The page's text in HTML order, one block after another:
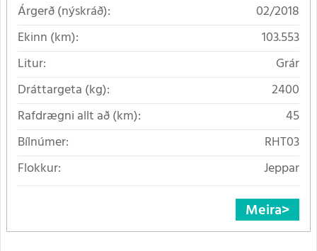
Árgerð (nýskráð):
02/2018
Ekinn (km):
103.553
Litur:
Grár
Dráttargeta (kg):
2400
Rafdrægni allt að (km):
45
Bílnúmer:
RHT03
Flokkur:
Jeppar
Meira